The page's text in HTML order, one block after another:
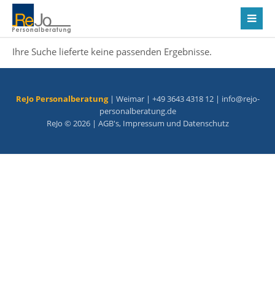
Ihre Suche lieferte keine passenden Ergebnisse.
ReJo Personalberatung| Weimar | +49 3643 4318 12 | info@rejo-
personalberatung.de
ReJo © 2026 | AGB's, Impressum und Datenschutz